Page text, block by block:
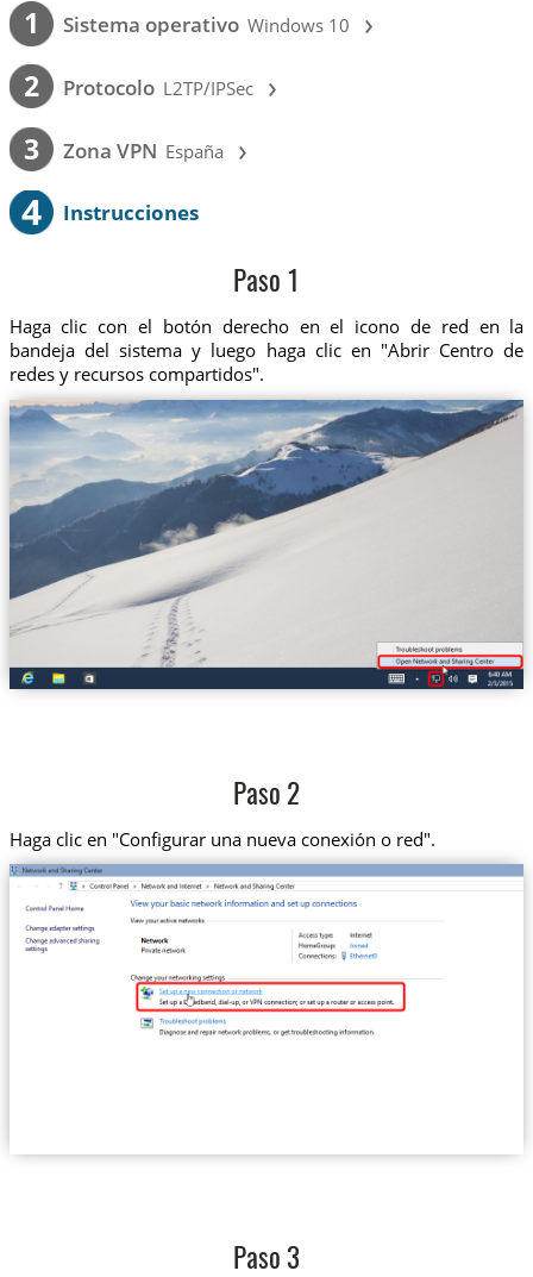
1 Sistema operativo Windows 10 ›
2 Protocolo L2TP/IPSec ›
3 Zona VPN España ›
4 Instrucciones
Paso 1
Haga clic con el botón derecho en el icono de red en la
bandeja del sistema y luego haga clic en "Abrir Centro de
redes y recursos compartidos".
Paso 2
Haga clic en "Configurar una nueva conexión o red".
Paso 3